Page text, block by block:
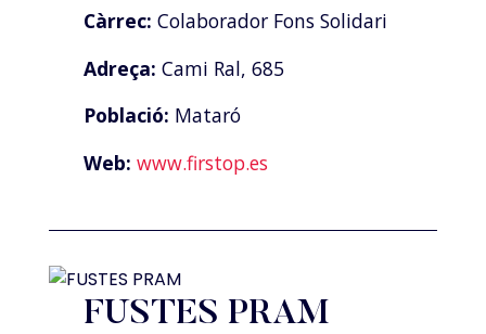
Càrrec: Colaborador Fons Solidari
Adreça: Cami Ral, 685
Població: Mataró
Web: www.firstop.es
FUSTES PRAM